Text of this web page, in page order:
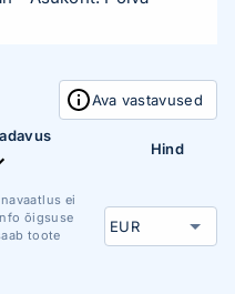
Ava vastavused
Hind
ei
õigsuse
toote